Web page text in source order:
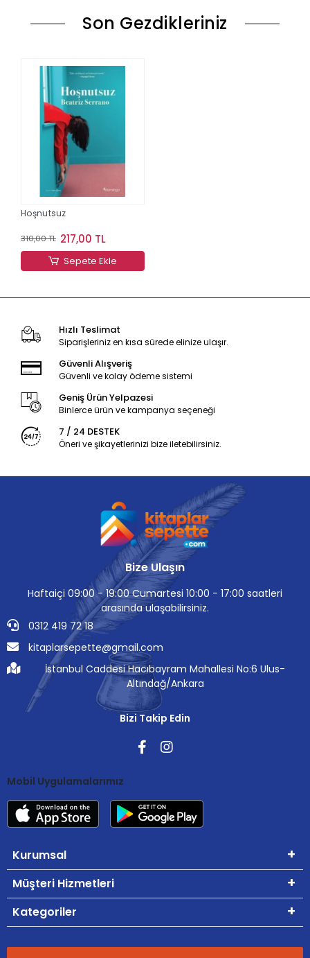
Son Gezdikleriniz
Hoşnutsuz
310,00 TL 217,00 TL
Sepete Ekle
Hızlı Teslimat
Siparişleriniz en kısa sürede elinize ulaşır.
Güvenli Alışveriş
Güvenli ve kolay ödeme sistemi
Geniş Ürün Yelpazesi
Binlerce ürün ve kampanya seçeneği
7 / 24 DESTEK
Öneri ve şikayetlerinizi bize iletebilirsiniz.
Bize Ulaşın
Haftaiçi 09:00 - 19:00 Cumartesi 10:00 - 17:00 saatleri
arasında ulaşabilirsiniz.
0312 419 72 18
kitaplarsepette@gmail.com
İstanbul Caddesi Hacıbayram Mahallesi No:6 Ulus-
Altındağ/Ankara
Bizi Takip Edin
Mobil Uygulamalarımız
Kurumsal
Müşteri Hizmetleri
Kategoriler